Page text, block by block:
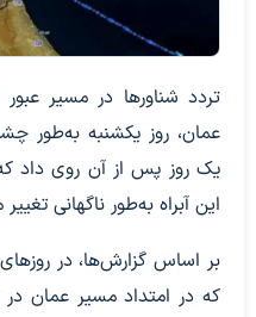
تردد شناورها در مسیر
عمان، روز یکشنبه به‌طور
یک روز پس از آن روی داد
این آبراه به‌طور ناگهانی
که در امتداد مسیر عمان